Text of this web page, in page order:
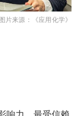
片来源：《应用化学》